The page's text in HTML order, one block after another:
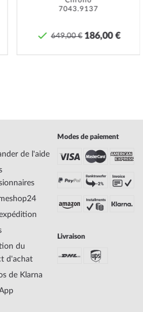
9ER Collection Montre
Luxueux, Rétro, Vintage
Heure
7043.9137
649,00 € 186,00 €
de l'aide
du
d'achat
de Klarna
Modes de paiement
Livraison